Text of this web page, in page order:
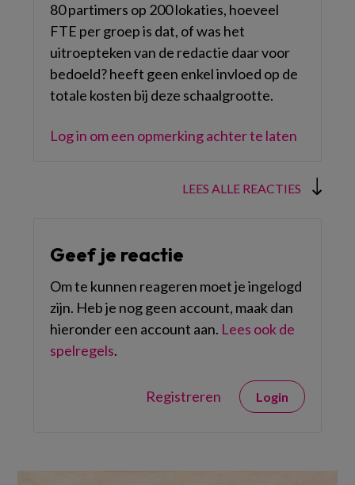
80 partimers op 200 lokaties, hoeveel
FTE per groep is dat, of was het
uitroepteken van de redactie daar voor
bedoeld? heeft geen enkel invloed op de
totale kosten bij deze schaalgrootte.
Log in om een opmerking achter te laten
LEES ALLE REACTIES
Geef je reactie
Om te kunnen reageren moet je ingelogd
zijn. Heb je nog geen account, maak dan
hieronder een account aan. Lees ook de
spelregels.
Registreren Login